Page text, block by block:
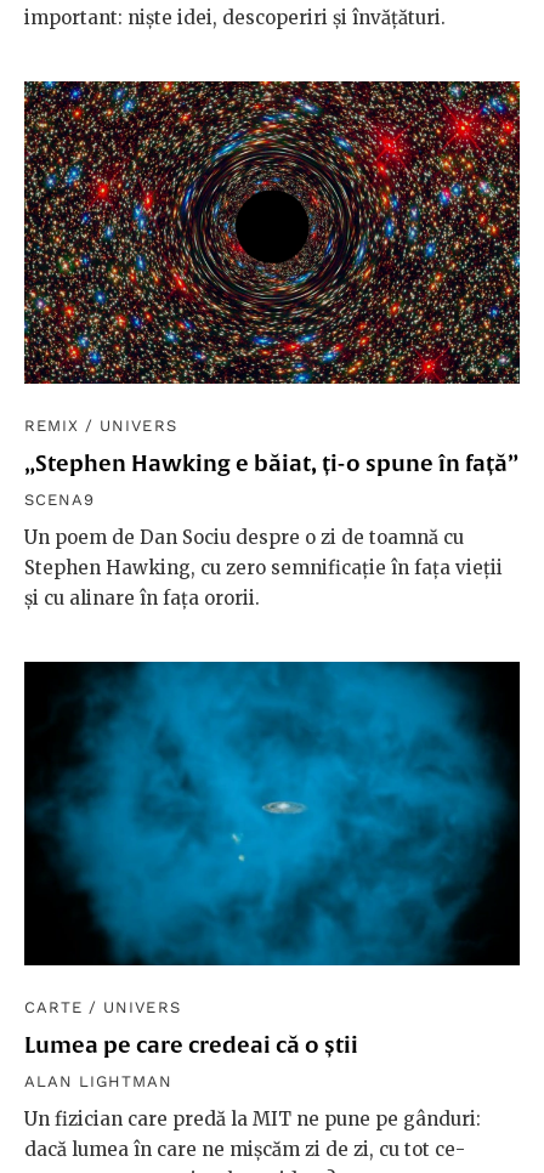
important: niște idei, descoperiri și învățături.
REMIX / UNIVERS
„Stephen Hawking e băiat, ți-o spune în față”
SCENA9
Un poem de Dan Sociu despre o zi de toamnă cu
Stephen Hawking, cu zero semnificație în fața vieții
și cu alinare în fața ororii.
CARTE / UNIVERS
Lumea pe care credeai că o știi
ALAN LIGHTMAN
Un fizician care predă la MIT ne pune pe gânduri:
dacă lumea în care ne mișcăm zi de zi, cu tot ce-